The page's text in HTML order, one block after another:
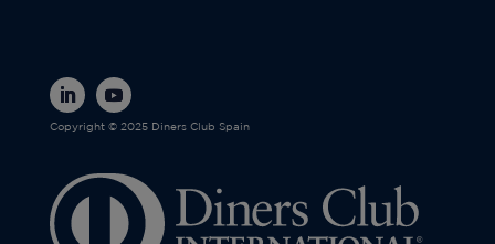
Copyright © 2025 Diners Club Spain